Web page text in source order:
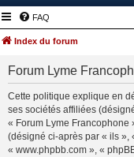
FAQ
Index du forum
Forum Lyme
Cette politique explique en
ses sociétés affiliées
« Forum Lyme Francophone
(désigné ci-après par « ils »,
« www.phpbb.com », «